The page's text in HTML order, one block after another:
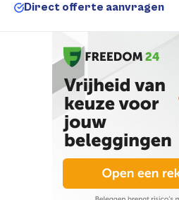
Direct offerte aanvragen